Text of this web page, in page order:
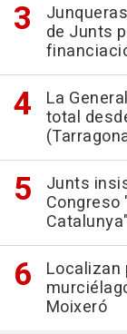
de Junts
La
total
Junts
Congreso
Catalunya"
Localizan
Moixeró